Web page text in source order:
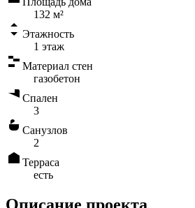
132 м²
Этажность
1 этаж
Материал стен
газобетон
Спален
3
Санузлов
2
Терраса
есть
Описание проекта